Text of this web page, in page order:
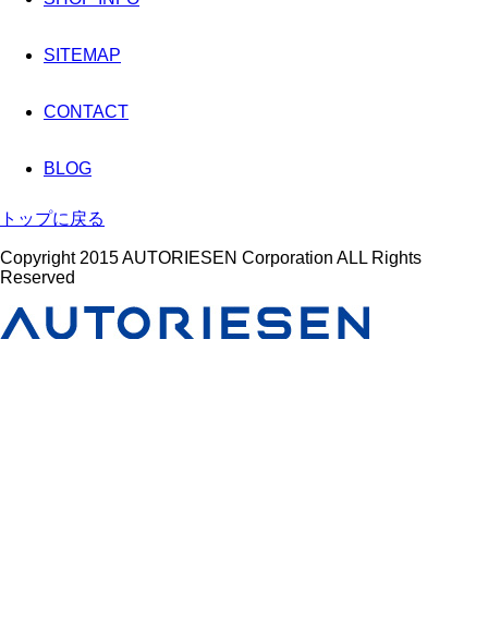
SITEMAP
CONTACT
BLOG
トップに戻る
Copyright 2015 AUTORIESEN Corporation ALL Rights
Reserved